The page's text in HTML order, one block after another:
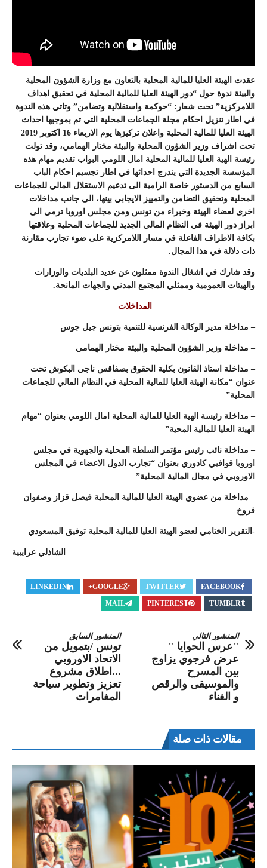
عقدت الهيئة العليا للمالية المحلية بالتعاون مع وزارة الشؤون المحلية
والبيئة ندوة حول “دور الهيئة العليا للمالية المحلية في تحقيق اهداف
اللامركزية” تحت شعار: “حوكمة واستقلالية وتضامن” وتاتي هذه الندوة
في اطار تنزيل احكام مجلة الجماعات المحلية التي تم بموجبها احداث
الهيئة العليا للمالية المحلية واعلان تركيزها يوم الاربعاء 16 اكتوبر 2019
تحت اشراف وزير الشؤون المحلية والبيئة مختار الهمامي، وقد تولت
رئيسة الهية العليا للمالية المحلية امال اللومي البواب تقديم مهام هذه
المؤسسة الجديدة التي يندرج احداثها في اطار تجسيم احكام الباب
السابع من الدستور خاصة الرامية الى تدعيم الاستقلال المالي للجماعات
المحلية وتحقيق التضامن والتمييز الايجابي بينها، الى جانب مداخلات
اخرى لعضاء الهيئة وخبراء من تونس ومن مجلس اوروبا ترمي الى
ابراز دور الهيئة في النظام المالي الجديد للجماعات المحلية وعلاقتها
بكافة الاطراف الفاعلة في مسار اللامركزية على ضوء تجارب مقارنة
ذات دلالة في هذا المجال.
وقد شارك في اشغال الندوة ممثلون عن عديد البلديات والوزارات
والهيئات العمومية وممثلي المجتمع المدني والجهات المانحة.
المداخلات
– مداخلة مدير الوكالة الفرنسية للتنمية بتونس جيل جوس
– مداخلة وزير الشؤون المحلية والبيئة مختار الهمامي
– مداخلة استاذ القانون بكلية الحقوق بصفاقس ناجي البكوش تحت
عنوان “مكانة ا لهيئة العليا للمالية المحلية في النظام المالي للجماعات
المحلية”
– مداخلة رئيسة الهية العليا للمالية المحلية امال اللومي بعنوان “مهام
الهيئة العليا للمالية المحية”
– مداخلة نائب رئيس مؤتمر السلطة المحلية والجهوية في مجلس
اوروبا قوافيي كادوري بعنوان “تجارب الدول الاعضاء في المجلس
الاوروبي في مجال المالية المحلية”
– مداخلة من عضوي الهيئة العليا للمالية المحلية فيصل قزاز وصفوان
فروخ
-التقرير الختامي لعضو الهيئة العليا للمالية المحلية توفيق المسعودي
الشاذلي عرايبية
FACEBOOK
TWITTER
GOOGLE+
LINKEDIN
TUMBLR
PINTEREST
MAIL
المنشور السابق
تونس /بتمويل من
الاتحاد الاوروبي
...اطلاق مشروع
تعزيز وتطوير سياحة
المغامرات
المنشور التالي
"عرس الحوايا "
عرض فرجوي يزاوج
بين المسرح
والموسيقى والرقص
و الغناء
مقالات ذات صلة